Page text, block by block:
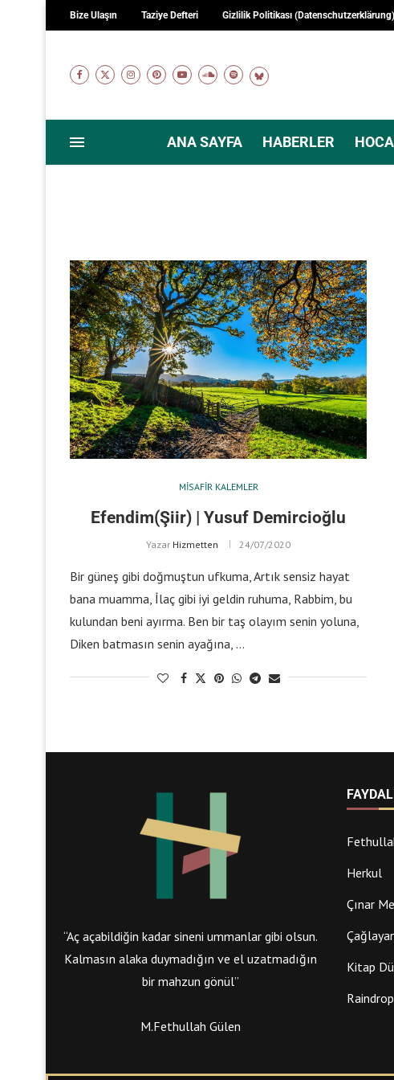
Bize Ulaşın Taziye Defteri Gizlilik Politikası (Datenschutzerklärung)
ANA SAYFA HABERLER
MISAFIR KALEMLER
Efendim(Şiir) | Yusuf Demircioğlu
Yazar Hizmetten 24/07/2020
Bir güneş gibi doğmuştun ufkuma, Artık sensiz hayat
bana muamma, İlaç gibi iyi geldin ruhuma, Rabbim, bu
kulundan beni ayırma. Ben bir taş olayım senin yoluna,
Diken batmasın senin ayağına, …
“Aç açabildiğin kadar sineni ummanlar gibi olsun.
Kalmasın alaka duymadığın ve el uzatmadığın
bir mahzun gönül”
M.Fethullah Gülen
Herkul
Çınar
Kitap